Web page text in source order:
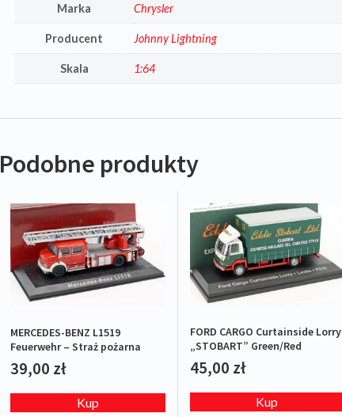
Marka Chrysler
Producent Johnny Lightning
Skala 1:64
Podobne produkty
MERCEDES-BENZ L1519
Feuerwehr – Straż pożarna
39,00 zł
Kup
FORD CARGO Curtainside Lorry
„STOBART” Green/Red
45,00 zł
Kup